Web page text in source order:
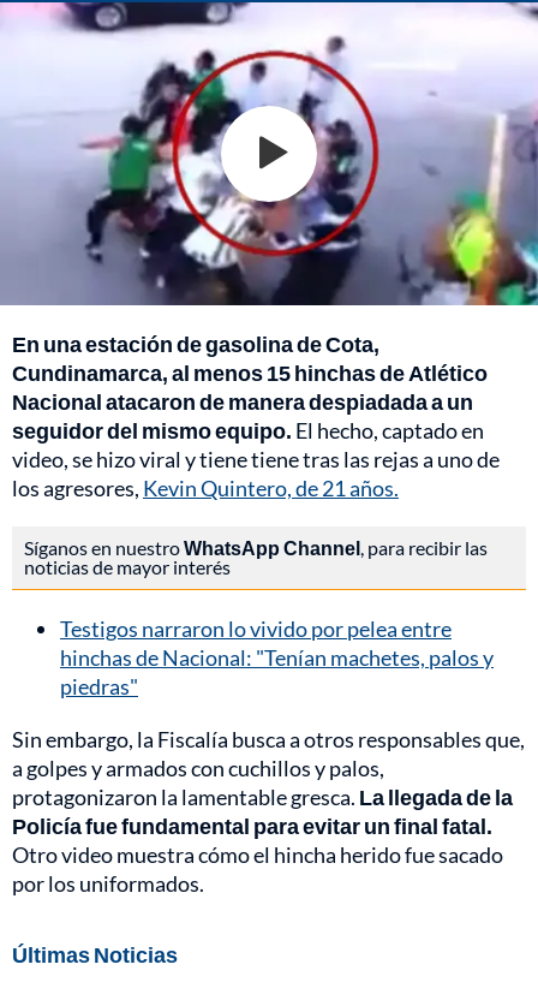
En una estación de gasolina de Cota,
Cundinamarca, al menos 15 hinchas de Atlético
Nacional atacaron de manera despiadada a un
seguidor del mismo equipo. El hecho, captado en
video, se hizo viral y tiene tiene tras las rejas a uno de
los agresores, Kevin Quintero, de 21 años.
Síganos en nuestroWhatsApp Channel , para recibir las
noticias de mayor interés
Testigos narraron lo vivido por pelea entre
hinchas de Nacional: "Tenían machetes, palos y
piedras"
Sin embargo, la Fiscalía busca a otros responsables que,
a golpes y armados con cuchillos y palos,
protagonizaron la lamentable gresca. La llegada de la
Policía fue fundamental para evitar un final fatal.
Otro video muestra cómo el hincha herido fue sacado
por los uniformados.
Últimas Noticias